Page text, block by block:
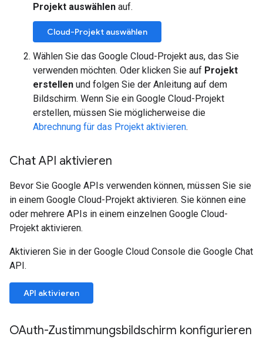
Projekt auswählen auf.
Cloud-Projekt auswählen
Wählen Sie das Google Cloud-Projekt aus, das Sie
verwenden möchten. Oder klicken Sie auf Projekt
erstellen und folgen Sie der Anleitung auf dem
Bildschirm. Wenn Sie ein Google Cloud-Projekt
erstellen, müssen Sie möglicherweise die
Abrechnung für das Projekt aktivieren.
Chat API aktivieren
Bevor Sie Google APIs verwenden können, müssen Sie sie
in einem Google Cloud-Projekt aktivieren. Sie können eine
oder mehrere APIs in einem einzelnen Google Cloud-
Projekt aktivieren.
Aktivieren Sie in der Google Cloud Console die Google Chat
API.
API aktivieren
OAuth-Zustimmungsbildschirm konfigurieren